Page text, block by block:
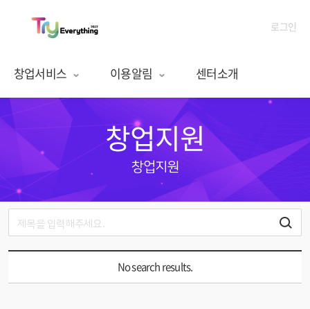
로그인
창업서비스 이용알림 센터소개
창업지원
창업지원
No search results.